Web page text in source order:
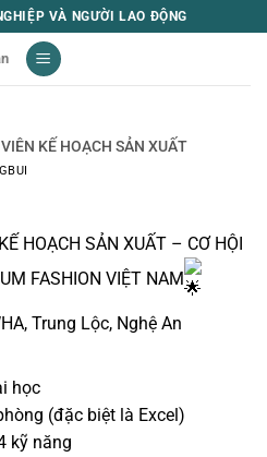
VÀ NGƯỜI LAO ĐỘNG
KẾ HOẠCH SẢN XUẤT
HOẠCH SẢN XUẤT – CƠ HỘI
FASHION VIỆT NAM
Trung Lộc, Nghệ An
học
(đặc biệt là Excel)
kỹ năng